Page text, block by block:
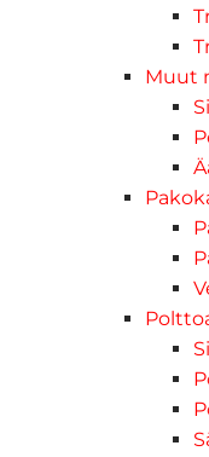
Muut